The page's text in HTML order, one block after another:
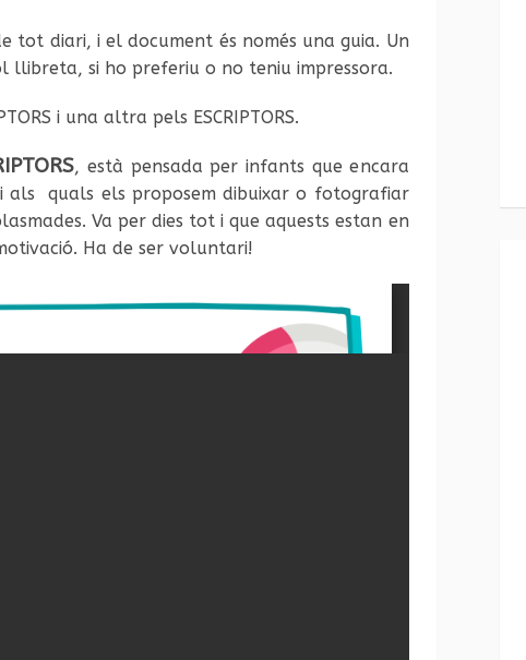
tot diari, i el document és només una guia. Un
llibreta, si ho preferiu o no teniu impressora.
i una altra pels ESCRIPTORS.
, està pensada per infants que encara
quals els proposem dibuixar o fotografiar
Va per dies tot i que aquests estan en
Ha de ser voluntari!